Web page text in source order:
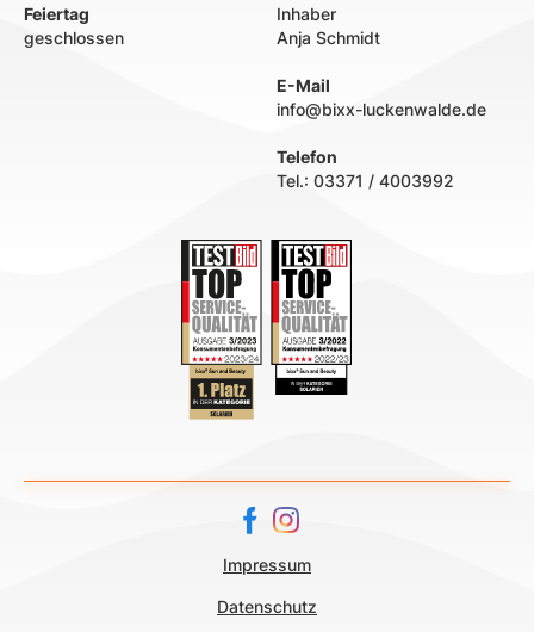
Feiertag
geschlossen
Inhaber
Anja Schmidt
E-Mail
info@bixx-luckenwalde.de
Telefon
Tel.: 03371 / 4003992
Impressum
Datenschutz